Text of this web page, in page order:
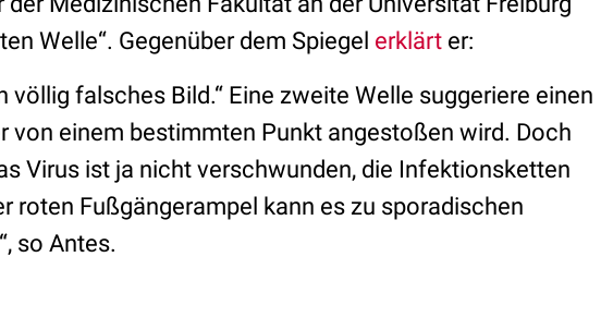
Welle“. Gegenüber dem Spiegel erklärt er:
völlig falsches Bild.“ Eine zweite Welle suggeriere einen
von einem bestimmten Punkt angestoßen wird. Doch
Virus ist ja nicht verschwunden, die Infektionsketten
roten Fußgängerampel kann es zu sporadischen
so Antes.